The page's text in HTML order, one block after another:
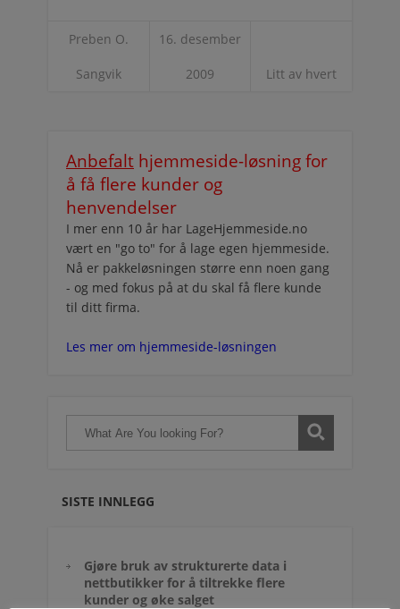
Preben O.
Sangvik
16. desember
2009 Litt av hvert
Anbefalt hjemmeside-løsning for
å få flere kunder og
henvendelser
I mer enn 10 år har LageHjemmeside.no
vært en "go to" for å lage egen hjemmeside.
Nå er pakkeløsningen større enn noen gang
- og med fokus på at du skal få flere kunde
til ditt firma.
Les mer om hjemmeside-løsningen
SISTE INNLEGG
Gjøre bruk av strukturerte data i
nettbutikker for å tiltrekke flere
kunder og øke salget